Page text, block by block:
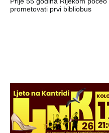
objava
prometovati prvi bibliobus